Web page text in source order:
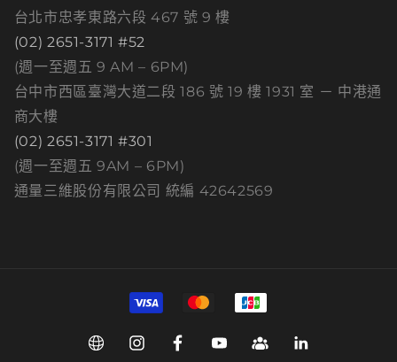
台北市忠孝東路六段 467 號 9 樓
(02) 2651-3171 #52
(週一至週五 9 AM – 6PM)
台中市西區臺灣大道二段 186 號 19 樓 1931 室 － 中港通
商大樓
(02) 2651-3171 #301
(週一至週五 9AM – 6PM)
通量三維股份有限公司 統編 42642569
Web InstagramFacebookYouTubeGroup Linkedin